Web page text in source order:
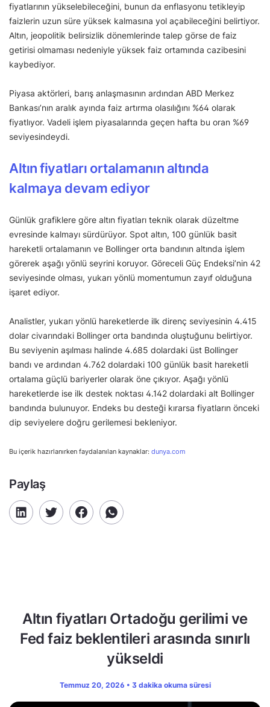
fiyatlarının yükselebileceğini, bunun da enflasyonu tetikleyip
faizlerin uzun süre yüksek kalmasına yol açabileceğini belirtiyor.
Altın, jeopolitik belirsizlik dönemlerinde talep görse de faiz
getirisi olmaması nedeniyle yüksek faiz ortamında cazibesini
kaybediyor.
Piyasa aktörleri, barış anlaşmasının ardından ABD Merkez
Bankası’nın aralık ayında faiz artırma olasılığını %64 olarak
fiyatlıyor. Vadeli işlem piyasalarında geçen hafta bu oran %69
seviyesindeydi.
Altın fiyatları ortalamanın altında
kalmaya devam ediyor
Günlük grafiklere göre altın fiyatları teknik olarak düzeltme
evresinde kalmayı sürdürüyor. Spot altın, 100 günlük basit
hareketli ortalamanın ve Bollinger orta bandının altında işlem
görerek aşağı yönlü seyrini koruyor. Göreceli Güç Endeksi’nin 42
seviyesinde olması, yukarı yönlü momentumun zayıf olduğuna
işaret ediyor.
Analistler, yukarı yönlü hareketlerde ilk direnç seviyesinin 4.415
dolar civarındaki Bollinger orta bandında oluştuğunu belirtiyor.
Bu seviyenin aşılması halinde 4.685 dolardaki üst Bollinger
bandı ve ardından 4.762 dolardaki 100 günlük basit hareketli
ortalama güçlü bariyerler olarak öne çıkıyor. Aşağı yönlü
hareketlerde ise ilk destek noktası 4.142 dolardaki alt Bollinger
bandında bulunuyor. Endeks bu desteği kırarsa fiyatların önceki
dip seviyelere doğru gerilemesi bekleniyor.
Bu içerik hazırlanırken faydalanılan kaynaklar: dunya.com
Paylaş
Altın fiyatları Ortadoğu gerilimi ve
Fed faiz beklentileri arasında sınırlı
yükseldi
Temmuz 20, 2026 • 3 dakika okuma süresi